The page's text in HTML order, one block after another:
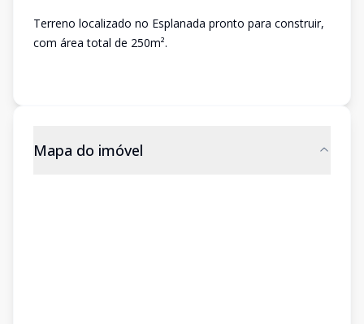
Terreno localizado no Esplanada pronto para construir,
com área total de 250m².
Mapa do imóvel